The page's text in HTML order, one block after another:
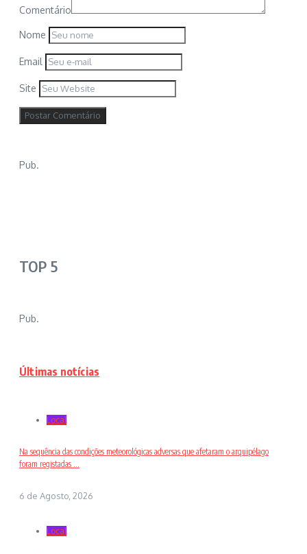
Comentário
Nome
Email
Site
Pub.
TOP 5
Pub.
Últimas notícias
Local
Na sequência das condições meteorológicas adversas que afetaram o arquipélago
foram registadas ...
6 de Agosto, 2026
Local